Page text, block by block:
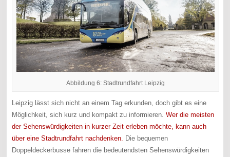
Abbildung 6: Stadtrundfahrt Leipzig
Leipzig lässt sich nicht an einem Tag erkunden, doch gibt es eine
Möglichkeit, sich kurz und kompakt zu informieren.Wer die meisten
der Sehenswürdigkeiten in kurzer Zeit erleben möchte, kann auch
über eine Stadtrundfahrt nachdenken.
Die bequemen
Doppeldeckerbusse fahren die bedeutendsten Sehenswürdigkeiten